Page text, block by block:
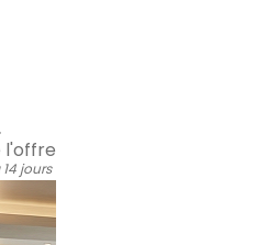
l'offre
jours